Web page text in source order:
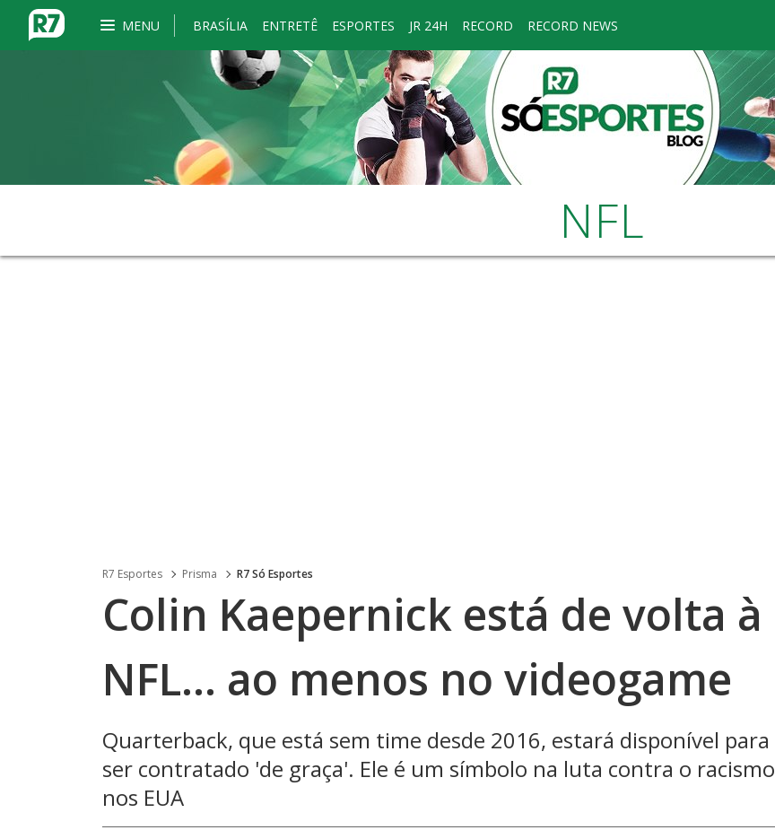
MENU BRASÍLIA ENTRETÊ ESPORTES JR 24H RECORD RECORD NEWS
NFL
R7 Esportes Prisma R7 Só Esportes
Colin Kaepernick está de volta à
NFL... ao menos no videogame
Quarterback, que está sem time desde 2016, estará disponível para
ser contratado 'de graça'. Ele é um símbolo na luta contra o racismo
nos EUA